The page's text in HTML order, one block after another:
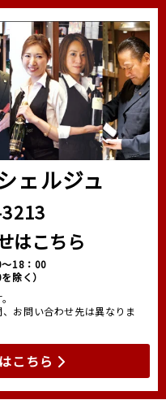
ェルジュ
はこちら
18：00
除く）
お問い合わせ先は異なりま
こちら